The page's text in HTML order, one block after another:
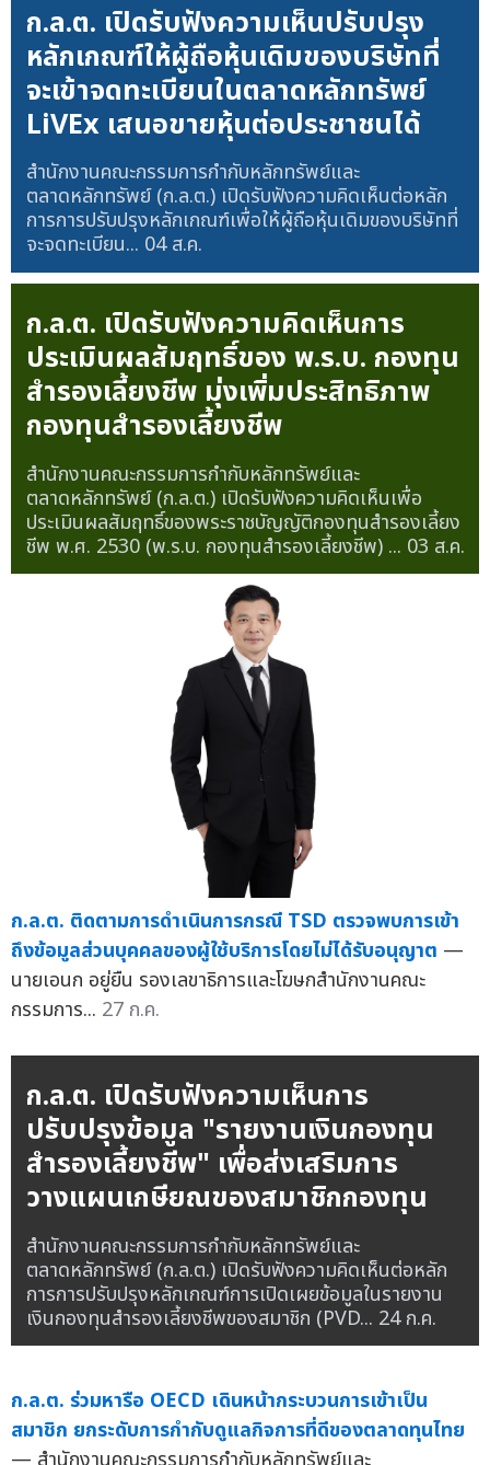
ก.ล.ต. เปิดรับฟังความเห็นปรับปรุง
หลักเกณฑ์ให้ผู้ถือหุ้นเดิมของบริษัทที่
จะเข้าจดทะเบียนในตลาดหลักทรัพย์
LiVEx เสนอขายหุ้นต่อประชาชนได้
สำนักงานคณะกรรมการกำกับหลักทรัพย์และ
ตลาดหลักทรัพย์ (ก.ล.ต.) เปิดรับฟังความคิดเห็นต่อหลัก
การการปรับปรุงหลักเกณฑ์เพื่อให้ผู้ถือหุ้นเดิมของบริษัทที่
จะจดทะเบียน... 04 ส.ค.
ก.ล.ต. เปิดรับฟังความคิดเห็นการ
ประเมินผลสัมฤทธิ์ของ พ.ร.บ. กองทุน
สำรองเลี้ยงชีพ มุ่งเพิ่มประสิทธิภาพ
กองทุนสำรองเลี้ยงชีพ
สำนักงานคณะกรรมการกำกับหลักทรัพย์และ
ตลาดหลักทรัพย์ (ก.ล.ต.) เปิดรับฟังความคิดเห็นเพื่อ
ประเมินผลสัมฤทธิ์ของพระราชบัญญัติกองทุนสำรองเลี้ยง
ชีพ พ.ศ. 2530 (พ.ร.บ. กองทุนสำรองเลี้ยงชีพ) ... 03 ส.ค.
ก.ล.ต. ติดตามการดำเนินการกรณี TSD ตรวจพบการเข้า
ถึงข้อมูลส่วนบุคคลของผู้ใช้บริการโดยไม่ได้รับอนุญาต —
นายเอนก อยู่ยืน รองเลขาธิการและโฆษกสำนักงานคณะ
กรรมการ... 27 ก.ค.
ก.ล.ต. เปิดรับฟังความเห็นการ
ปรับปรุงข้อมูล "รายงานเงินกองทุน
สำรองเลี้ยงชีพ" เพื่อส่งเสริมการ
วางแผนเกษียณของสมาชิกกองทุน
สำนักงานคณะกรรมการกำกับหลักทรัพย์และ
ตลาดหลักทรัพย์ (ก.ล.ต.) เปิดรับฟังความคิดเห็นต่อหลัก
การการปรับปรุงหลักเกณฑ์การเปิดเผยข้อมูลในรายงาน
เงินกองทุนสำรองเลี้ยงชีพของสมาชิก (PVD... 24 ก.ค.
ก.ล.ต. ร่วมหารือ OECD เดินหน้ากระบวนการเข้าเป็น
สมาชิก ยกระดับการกำกับดูแลกิจการที่ดีของตลาดทุนไทย